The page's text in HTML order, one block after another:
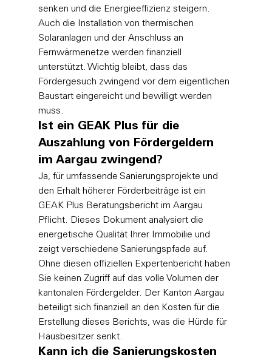
senken und die Energieeffizienz steigern.
Auch die Installation von thermischen
Solaranlagen und der Anschluss an
Fernwärmenetze werden finanziell
unterstützt. Wichtig bleibt, dass das
Fördergesuch zwingend vor dem eigentlichen
Baustart eingereicht und bewilligt werden
muss.
Ist ein GEAK Plus für die
Auszahlung von Fördergeldern
im Aargau zwingend?
Ja, für umfassende Sanierungsprojekte und
den Erhalt höherer Förderbeiträge ist ein
GEAK Plus Beratungsbericht im Aargau
Pflicht. Dieses Dokument analysiert die
energetische Qualität Ihrer Immobilie und
zeigt verschiedene Sanierungspfade auf.
Ohne diesen offiziellen Expertenbericht haben
Sie keinen Zugriff auf das volle Volumen der
kantonalen Fördergelder. Der Kanton Aargau
beteiligt sich finanziell an den Kosten für die
Erstellung dieses Berichts, was die Hürde für
Hausbesitzer senkt.
Kann ich die Sanierungskosten